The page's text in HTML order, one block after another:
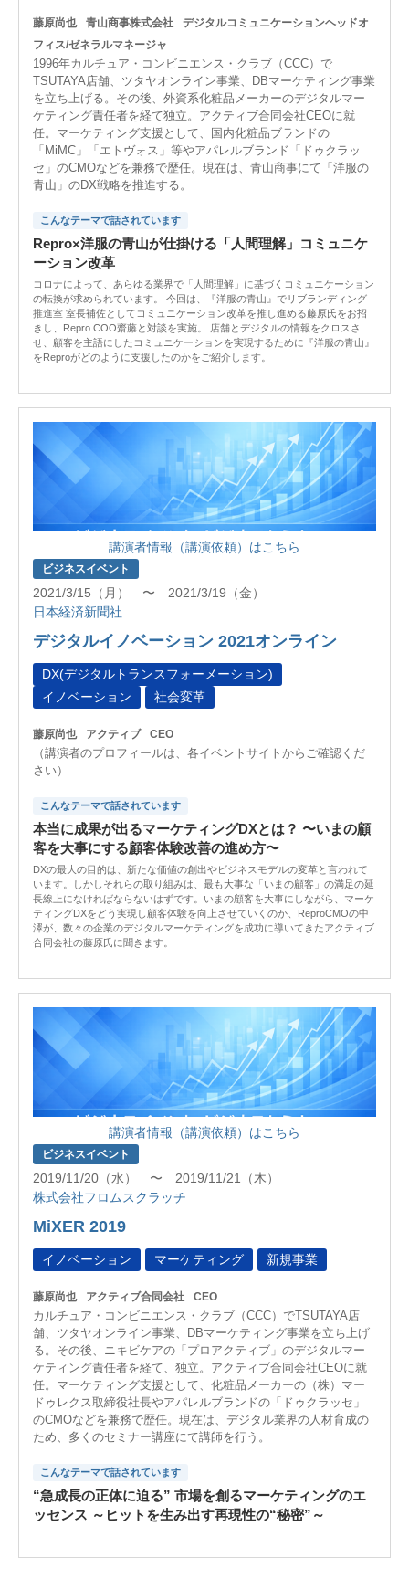
藤原尚也 青山商事株式会社
デジタルコミュニケーションヘッドオ
フィス/ゼネラルマネージャ
1996年カルチュア・コンビニエンス・クラブ（CCC）で
TSUTAYA店舗、ツタヤオンライン事業、DBマーケティング事業
を立ち上げる。その後、外資系化粧品メーカーのデジタルマー
ケティング責任者を経て独立。アクティブ合同会社CEOに就
任。マーケティング支援として、国内化粧品ブランドの
「MiMC」「エトヴォス」等やアパレルブランド「ドゥクラッ
セ」のCMOなどを兼務で歴任。現在は、青山商事にて「洋服の
青山」のDX戦略を推進する。
こんなテーマで話されています
Repro×洋服の青山が仕掛ける「人間理解」コミュニケ
ーション改革
コロナによって、あらゆる業界で「人間理解」に基づくコミュニケーション
の転換が求められています。 今回は、『洋服の青山』でリブランディング
推進室 室長補佐としてコミュニケーション改革を推し進める藤原氏をお招
きし、Repro COO齋藤と対談を実施。 店舗とデジタルの情報をクロスさ
せ、顧客を主語にしたコミュニケーションを実現するために『洋服の青山』
をReproがどのように支援したのかをご紹介します。
講演者情報（講演依頼）はこちら
ビジネスイベント
2021/3/15（月） 〜 2021/3/19（金）
日本経済新聞社
デジタルイノベーション 2021オンライン
DX(デジタルトランスフォーメーション)
イノベーション
社会変革
藤原尚也 アクティブ CEO
（講演者のプロフィールは、各イベントサイトからご確認くだ
さい）
こんなテーマで話されています
本当に成果が出るマーケティングDXとは？ 〜いまの顧
客を大事にする顧客体験改善の進め方〜
DXの最大の目的は、新たな価値の創出やビジネスモデルの変革と言われて
います。しかしそれらの取り組みは、最も大事な「いまの顧客」の満足の延
長線上になければならないはずです。いまの顧客を大事にしながら、マーケ
ティングDXをどう実現し顧客体験を向上させていくのか、ReproCMOの中
澤が、数々の企業のデジタルマーケティングを成功に導いてきたアクティブ
合同会社の藤原氏に聞きます。
講演者情報（講演依頼）はこちら
ビジネスイベント
2019/11/20（水） 〜 2019/11/21（木）
株式会社フロムスクラッチ
MiXER 2019
イノベーション マーケティング 新規事業
藤原尚也 アクティブ合同会社 CEO
カルチュア・コンビニエンス・クラブ（CCC）でTSUTAYA店
舗、ツタヤオンライン事業、DBマーケティング事業を立ち上げ
る。その後、ニキビケアの「プロアクティブ」のデジタルマー
ケティング責任者を経て、独立。アクティブ合同会社CEOに就
任。マーケティング支援として、化粧品メーカーの（株）マー
ドゥレクス取締役社長やアパレルブランドの「ドゥクラッセ」
のCMOなどを兼務で歴任。現在は、デジタル業界の人材育成の
ため、多くのセミナー講座にて講師を行う。
こんなテーマで話されています
“急成長の正体に迫る” 市場を創るマーケティングのエ
ッセンス ～ヒットを生み出す再現性の“秘密”～